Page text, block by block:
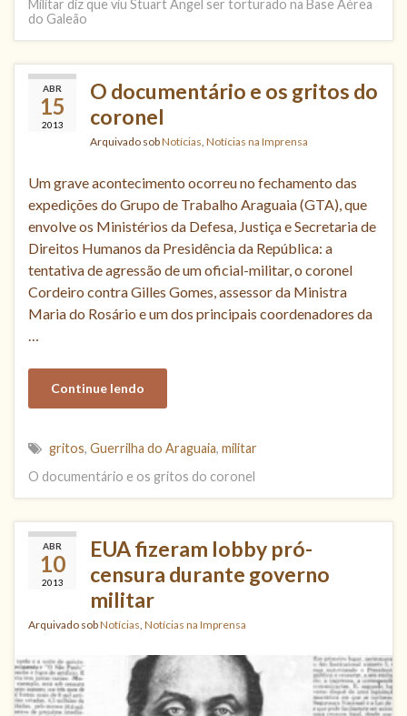
Militar diz que viu Stuart Angel ser torturado na Base Aérea
do Galeão
ABR
15
2013
O documentário e os gritos do
coronel
Arquivado sobNotícias, Notícias na Imprensa
Um grave acontecimento ocorreu no fechamento das
expedições do Grupo de Trabalho Araguaia (GTA), que
envolve os Ministérios da Defesa, Justiça e Secretaria de
Direitos Humanos da Presidência da República: a
tentativa de agressão de um oficial-militar, o coronel
Cordeiro contra Gilles Gomes, assessor da Ministra
Maria do Rosário e um dos principais coordenadores da
…
Continue lendo
gritos, Guerrilha do Araguaia, militar
O documentário e os gritos do coronel
ABR
10
2013
EUA fizeram lobby pró-
censura durante governo
militar
Arquivado sobNotícias, Notícias na Imprensa